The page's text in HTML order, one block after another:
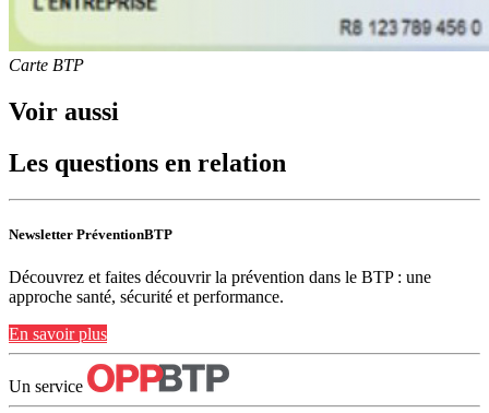
Carte BTP
Voir aussi
Les questions en relation
Newsletter PréventionBTP
Découvrez et faites découvrir la prévention dans le BTP : une
approche santé, sécurité et performance.
En savoir plus
Un service